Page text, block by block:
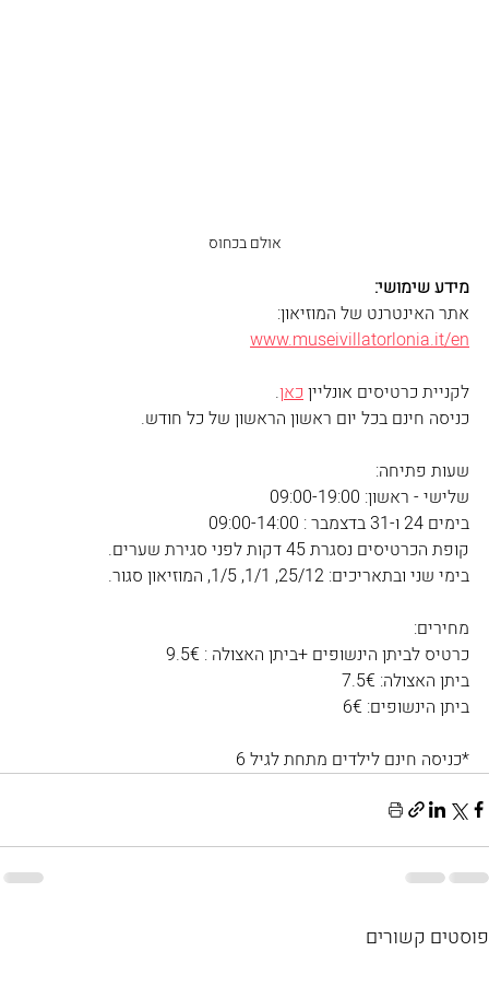
אולם בכחוס
מידע שימושי:
אתר האינטרנט של המוזיאון:
www.museivillatorlonia.it/en
לקניית כרטיסים אונליין כאן.
כניסה חינם בכל יום ראשון הראשון של כל חודש.
שעות פתיחה:
שלישי - ראשון: 09:00-19:00
בימים 24 ו-31 בדצמבר : 09:00-14:00
קופת הכרטיסים נסגרת 45 דקות לפני סגירת שערים.
בימי שני ובתאריכים: 25/12, 1/1, 1/5, המוזיאון סגור.
מחירים:
כרטיס לביתן הינשופים +ביתן האצולה : 9.5€
ביתן האצולה: 7.5€
ביתן הינשופים: 6€
*כניסה חינם לילדים מתחת לגיל 6
פוסטים קשורים